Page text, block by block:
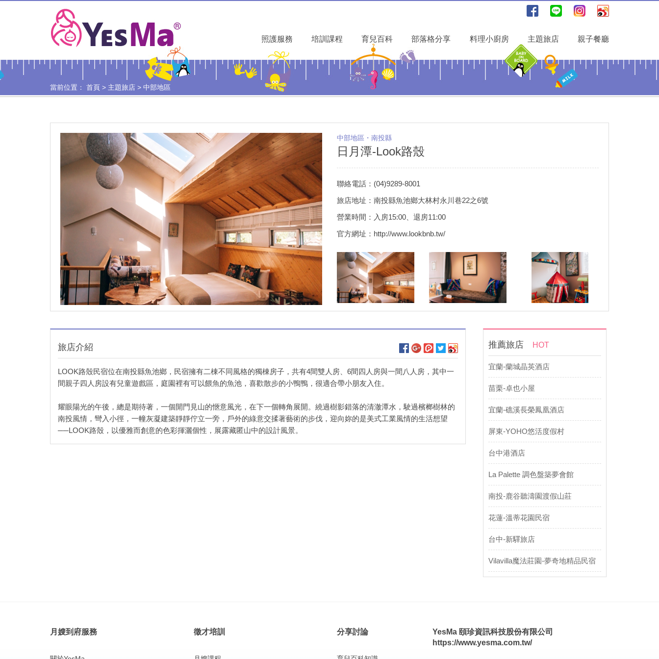
照護服務 培訓課程 育兒百科 部落格分享 料理小廚房 主題旅店 親子餐廳
當前位置： 首頁 > 主題旅店 > 中部地區
中部地區・南投縣
日月潭-Look路殼
聯絡電話：(04)9289-8001
旅店地址：南投縣魚池鄉大林村永川巷22之6號
營業時間：入房15:00、退房11:00
官方網址： http://www.lookbnb.tw/
旅店介紹
LOOK路殼民宿位在南投縣魚池鄉，民宿擁有二棟不同風格的獨棟房子，共有4間雙人房、6間四人房與一間八人房，其中一
間親子四人房設有兒童遊戲區，庭園裡有可以餵魚的魚池，喜歡散步的小鴨鴨，很適合帶小朋友入住。
耀眼陽光的午後，總是期待著，一個開門見山的愜意風光，在下一個轉角展開。繞過樹影錯落的清澈潭水，駛過檳榔樹林的
南投風情，彎入小徑，一幢灰凝建築靜靜佇立一旁，戶外的綠意交揉著藝術的步伐，迎向妳的是美式工業風情的生活想望
──LOOK路殼，以優雅而創意的色彩揮灑個性，展露藏匿山中的設計風景。
推薦旅店 HOT
宜蘭-蘭城晶英酒店
苗栗-卓也小屋
宜蘭-礁溪長榮鳳凰酒店
屏東-YOHO悠活度假村
台中港酒店
La Palette 調色盤築夢會館
南投-鹿谷聽濤園渡假山莊
花蓮-溫蒂花園民宿
台中-新驛旅店
Vilavilla魔法莊園-夢奇地精品民宿
月嫂到府服務 徵才培訓 分享討論
YesMa 頤珍資訊科技股份有限公司
https://www.yesma.com.tw/